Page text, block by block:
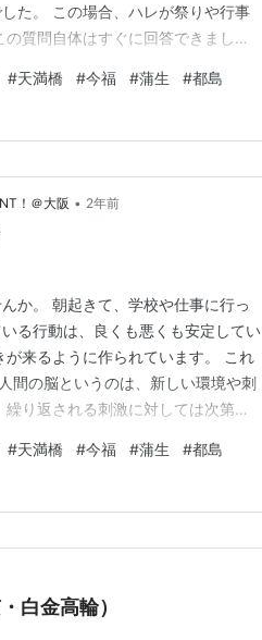
た。 この場合、ハレが祭りや行事
質問自体はすぐに回答できました
いなくて、その意味がおろそかに
問は暗…
#天満橋 #今福 #蒲生 #都島
！＠大阪 • 2年前
か。 朝起きて、学校や仕事に行っ
る行動は、良くも悪くも安定してい
来るように作られています。 これ
間の脳というのは、新しい環境や刺
り返される刺激に対しては次第に
そ環境や刺激を変えることになる
/通…
#天満橋 #今福 #蒲生 #都島
白金高輪）